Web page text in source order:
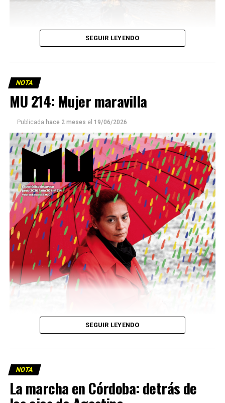
Este número 215 de MU ☝️viene con doble tapa, que
podría ser una frase:
Sin chamuyo, a remarla.
Descargar la Mu en PDF
SEGUIR LEYENDO
NOTA
MU 214: Mujer maravilla
Publicada hace 2 meses el 19/06/2026
SEGUIR LEYENDO
NOTA
La marcha en Córdoba: detrás de